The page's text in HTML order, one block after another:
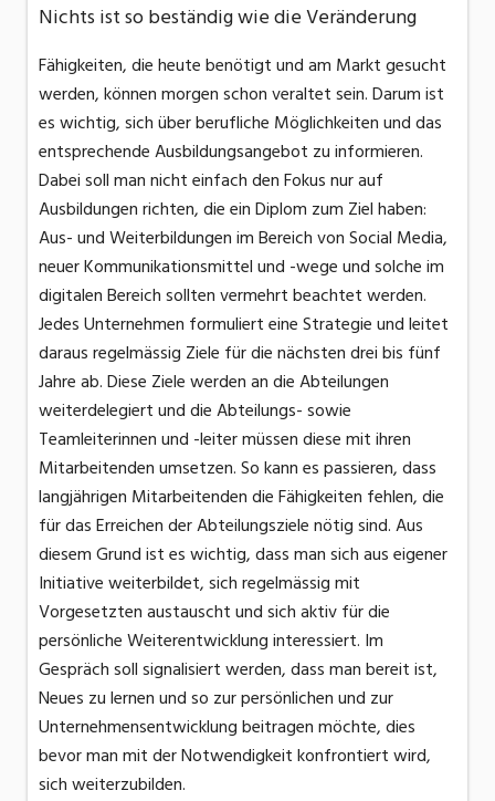
Nichts ist so beständig wie die Veränderung
Fähigkeiten, die heute benötigt und am Markt gesucht
werden, können morgen schon veraltet sein. Darum ist
es wichtig, sich über berufliche Möglichkeiten und das
entsprechende Ausbildungsangebot zu informieren.
Dabei soll man nicht einfach den Fokus nur auf
Ausbildungen richten, die ein Diplom zum Ziel haben:
Aus- und Weiterbildungen im Bereich von Social Media,
neuer Kommunikationsmittel und -wege und solche im
digitalen Bereich sollten vermehrt beachtet werden.
Jedes Unternehmen formuliert eine Strategie und leitet
daraus regelmässig Ziele für die nächsten drei bis fünf
Jahre ab. Diese Ziele werden an die Abteilungen
weiterdelegiert und die Abteilungs- sowie
Teamleiterinnen und -leiter müssen diese mit ihren
Mitarbeitenden umsetzen. So kann es passieren, dass
langjährigen Mitarbeitenden die Fähigkeiten fehlen, die
für das Erreichen der Abteilungsziele nötig sind. Aus
diesem Grund ist es wichtig, dass man sich aus eigener
Initiative weiterbildet, sich regelmässig mit
Vorgesetzten austauscht und sich aktiv für die
persönliche Weiterentwicklung interessiert. Im
Gespräch soll signalisiert werden, dass man bereit ist,
Neues zu lernen und so zur persönlichen und zur
Unternehmensentwicklung beitragen möchte, dies
bevor man mit der Notwendigkeit konfrontiert wird,
sich weiterzubilden.